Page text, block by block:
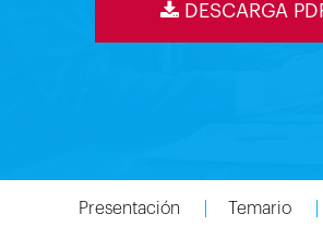
DESCARGA
Presentación Temario